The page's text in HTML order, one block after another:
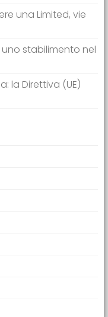
una Limited, vie
stabilimento nel
la Direttiva (UE)